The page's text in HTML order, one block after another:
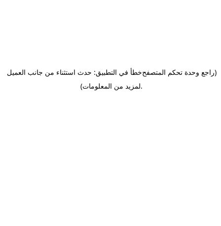
خطأ في التطبيق: حدث استثناء من جانب العميل(راجع وحدة تحكم المتصفح
لمزيد من المعلومات).